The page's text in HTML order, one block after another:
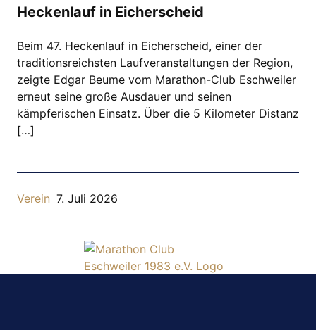
Heckenlauf in Eicherscheid
Beim 47. Heckenlauf in Eicherscheid, einer der
traditionsreichsten Laufveranstaltungen der Region,
zeigte Edgar Beume vom Marathon-Club Eschweiler
erneut seine große Ausdauer und seinen
kämpferischen Einsatz. Über die 5 Kilometer Distanz
[…]
Verein 7. Juli 2026